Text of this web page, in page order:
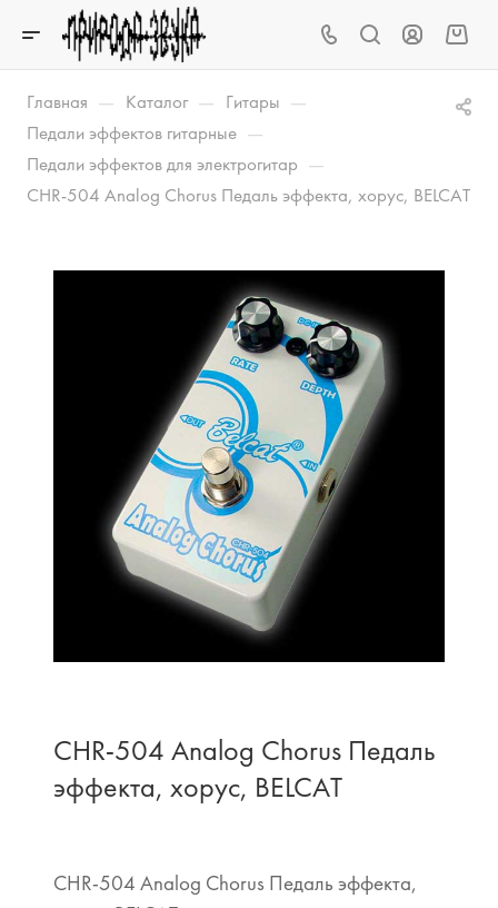
Главная — Каталог — Гитары —
Педали эффектов гитарные —
Педали эффектов для электрогитар —
CHR-504 Analog Chorus Педаль эффекта, хорус, BELCAT
CHR-504 Analog Chorus Педаль
эффекта, хорус, BELCAT
CHR-504 Analog Chorus Педаль эффекта,